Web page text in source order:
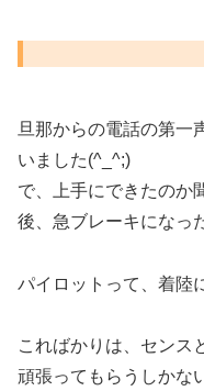
旦那からの電話の第一
いました(^_^;)
で、上手にできたのか
後、急ブレーキになっ
パイロットって、着陸
こればかりは、センス
頑張ってもらうしかな